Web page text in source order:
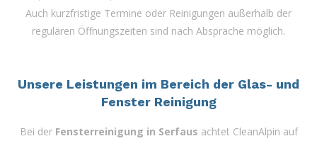
Auch kurzfristige Termine oder Reinigungen außerhalb der
regulären Öffnungszeiten sind nach Absprache möglich.
Unsere Leistungen im Bereich der Glas- und
Fenster Reinigung
Bei der Fensterreinigung in Serfaus achtet CleanAlpin auf